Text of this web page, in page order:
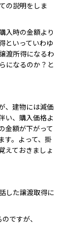
の説明をしま
入時の金額より
といっていわゆ
渡所得になるわ
になるのか？と
、建物には減価
い、購入価格よ
金額が下がって
す。よって、掛
えておきましょ
した譲渡取得に
ですが、